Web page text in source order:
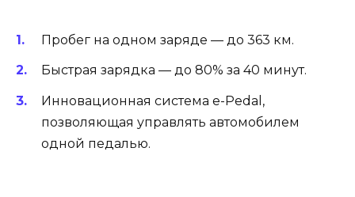
Пробег на одном заряде — до 363 км.
Быстрая зарядка — до 80% за 40 минут.
Инновационная система e-Pedal,
позволяющая управлять автомобилем
одной педалью.